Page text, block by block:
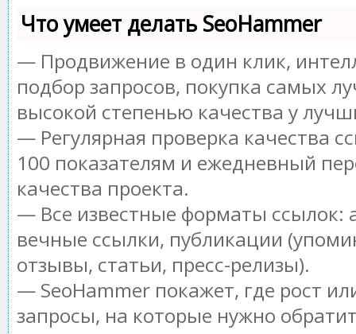
Что умеет делать SeoHammer
— Продвижение в один клик,
подбор запросов, покупка самых
высокой степенью качества у
— Регулярная проверка качества
100 показателям и ежедневный
качества проекта.
— Все известные форматы ссылок:
вечные ссылки, публикации
отзывы, статьи, пресс-релизы).
— SeoHammer покажет, где рост
запросы, на которые нужно